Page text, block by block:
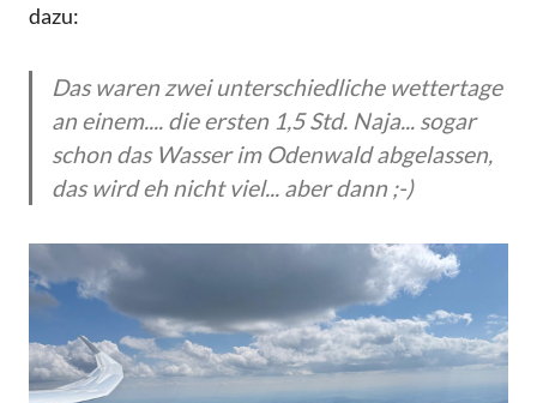
dazu:
Das waren zwei unterschiedliche wettertage
an einem.... die ersten 1,5 Std. Naja... sogar
schon das Wasser im Odenwald abgelassen,
das wird eh nicht viel... aber dann ;-)